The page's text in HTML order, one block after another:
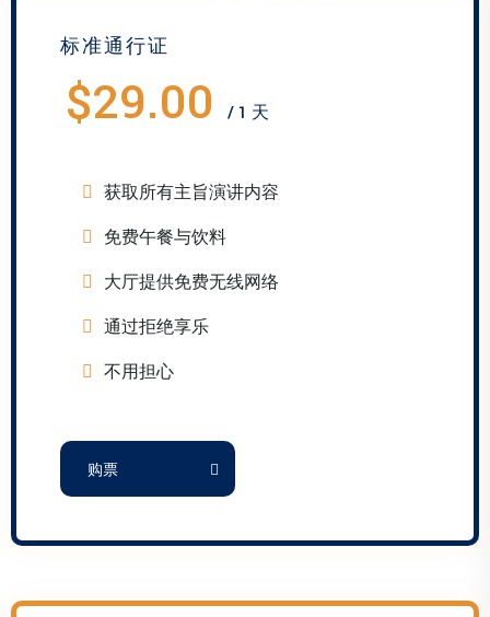
标准通行证
$29.00 / 1 天
获取所有主旨演讲内容
免费午餐与饮料
大厅提供免费无线网络
通过拒绝享乐
不用担心
购票